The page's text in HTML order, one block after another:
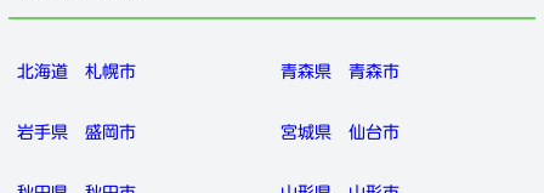
北海道 札幌市 青森県 青森市
岩手県 盛岡市 宮城県 仙台市